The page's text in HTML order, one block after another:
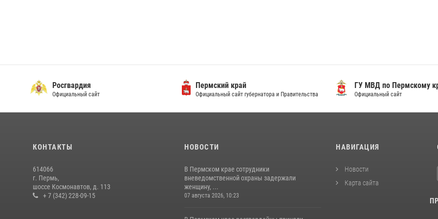
Росгвардия
Официальный сайт
Пермский край
Официальный сайт губернатора и Правительства
ГУ МВД по Пермскому
Официальный сайт
КОНТАКТЫ
614066
г. Пермь,
шоссе Космонавтов, д. 113
+ 7 (342) 228-09-15
НОВОСТИ
В Пермском крае сотрудники
вневедомственной охраны задержали
женщину, ...
07 августа 2026, 10:23
НАВИГАЦИЯ
Новости
Карта сайта